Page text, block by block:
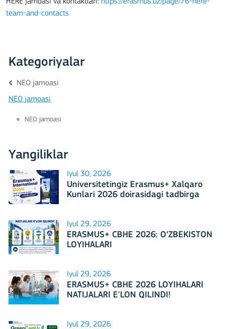
team-and-contacts
Kategoriyalar
NEO jamoasi
NEO jamoasi
NEO jamoasi
Yangiliklar
Iyul 30, 2026
Universitetingiz Erasmus+ Xalqaro
Kunlari 2026 doirasidagi tadbirga
Iyul 29, 2026
ERASMUS+ CBHE 2026: O‘ZBEKISTON
LOYIHALARI
Iyul 29, 2026
ERASMUS+ CBHE 2026 LOYIHALARI
NATIJALARI E'LON QILINDI!
Iyul 29, 2026